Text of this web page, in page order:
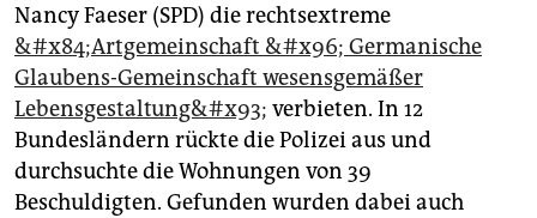
Nancy Faeser (SPD) die rechtsextreme
&#x84;Artgemeinschaft &#x96; Germanische
Glaubens-Gemeinschaft wesensgemäßer
Lebensgestaltung&#x93; verbieten. In 12
Bundesländern rückte die Polizei aus und
durchsuchte die Wohnungen von 39
Beschuldigten. Gefunden wurden dabei auch